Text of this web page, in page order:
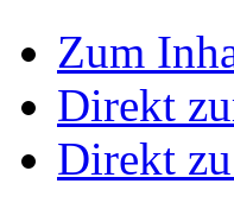
Zum
Direkt
Direkt